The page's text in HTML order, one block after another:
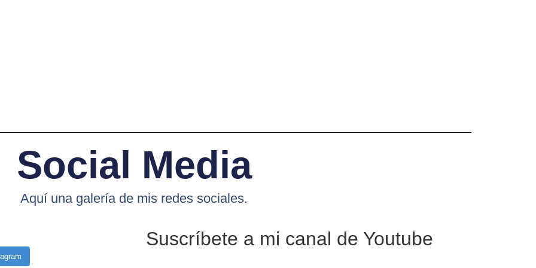
Social Media
Aquí una galería de mis redes sociales.
Suscríbete a mi canal de Youtube